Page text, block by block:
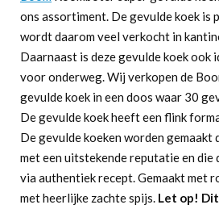
ons assortiment. De gevulde koek is
wordt daarom veel verkocht in
Daarnaast is deze gevulde koek ook
voor onderweg. Wij verkopen de
gevulde koek in een doos waar 30
De gevulde koek heeft een flink
De gevulde koeken worden gemaakt
met een uitstekende reputatie en die
via authentiek recept. Gemaakt met
met heerlijke zachte spijs. Let op!